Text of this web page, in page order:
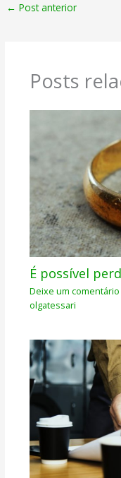
← Post anterior
Posts
É possível
Deixe um comentário
olgatessari